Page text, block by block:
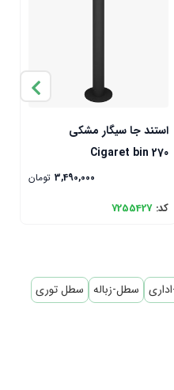
استند جا سیگار مشکی
Cigaret bin 270
3,490,000 تومان
کد: 7255427
سطل-زباله سطل توری